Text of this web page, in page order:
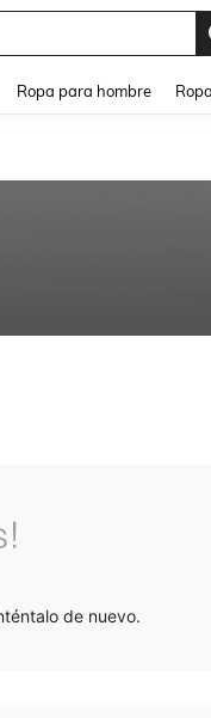
Ropa para hombre
de nuevo.